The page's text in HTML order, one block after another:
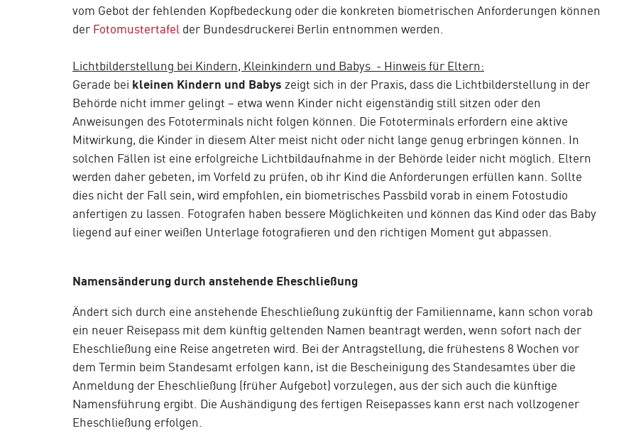
vom Gebot der fehlenden Kopfbedeckung oder die konkreten biometrischen Anforderungen können
der Fotomustertafel der Bundesdruckerei Berlin entnommen werden.
Lichtbilderstellung bei Kindern, Kleinkindern und Babys - Hinweis für Eltern:
Gerade bei kleinen Kindern und Babys zeigt sich in der Praxis, dass die Lichtbilderstellung in der
Behörde nicht immer gelingt – etwa wenn Kinder nicht eigenständig still sitzen oder den
Anweisungen des Fototerminals nicht folgen können. Die Fototerminals erfordern eine aktive
Mitwirkung, die Kinder in diesem Alter meist nicht oder nicht lange genug erbringen können. In
solchen Fällen ist eine erfolgreiche Lichtbildaufnahme in der Behörde leider nicht möglich. Eltern
werden daher gebeten, im Vorfeld zu prüfen, ob ihr Kind die Anforderungen erfüllen kann. Sollte
dies nicht der Fall sein, wird empfohlen, ein biometrisches Passbild vorab in einem Fotostudio
anfertigen zu lassen. Fotografen haben bessere Möglichkeiten und können das Kind oder das Baby
liegend auf einer weißen Unterlage fotografieren und den richtigen Moment gut abpassen.
Namensänderung durch anstehende Eheschließung
Ändert sich durch eine anstehende Eheschließung zukünftig der Familienname, kann schon vorab
ein neuer Reisepass mit dem künftig geltenden Namen beantragt werden, wenn sofort nach der
Eheschließung eine Reise angetreten wird. Bei der Antragstellung, die frühestens 8 Wochen vor
dem Termin beim Standesamt erfolgen kann, ist die Bescheinigung des Standesamtes über die
Anmeldung der Eheschließung (früher Aufgebot) vorzulegen, aus der sich auch die künftige
Namensführung ergibt. Die Aushändigung des fertigen Reisepasses kann erst nach vollzogener
Eheschließung erfolgen.